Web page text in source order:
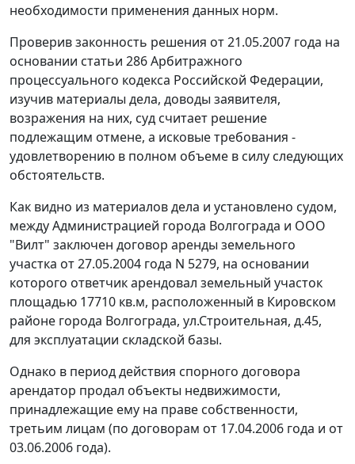
необходимости применения данных норм.
Проверив законность решения от 21.05.2007 года на
основании статьи 286 Арбитражного
процессуального кодекса Российской Федерации,
изучив материалы дела, доводы заявителя,
возражения на них, суд считает решение
подлежащим отмене, а исковые требования -
удовлетворению в полном объеме в силу следующих
обстоятельств.
Как видно из материалов дела и установлено судом,
между Администрацией города Волгограда и ООО
"Вилт" заключен договор аренды земельного
участка от 27.05.2004 года N 5279, на основании
которого ответчик арендовал земельный участок
площадью 17710 кв.м, расположенный в Кировском
районе города Волгограда, ул.Строительная, д.45,
для эксплуатации складской базы.
Однако в период действия спорного договора
арендатор продал объекты недвижимости,
принадлежащие ему на праве собственности,
третьим лицам (по договорам от 17.04.2006 года и от
03.06.2006 года).